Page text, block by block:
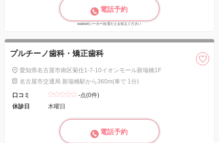
電話予約
seeker(シーカー)を見たとお伝えください
プルチーノ歯科・矯正歯科
愛知県名古屋市南区菊住1-7-10イオンモール新瑞橋1F
名古屋市交通局 新瑞橋駅から360m(車で 1分)
口コミ
-点(0件)
休診日
木曜日
電話予約